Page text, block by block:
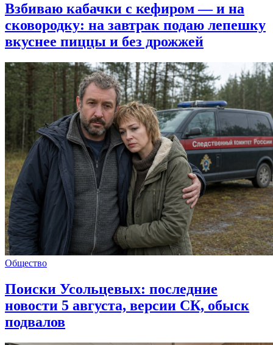
Взбиваю кабачки с кефиром — и на
сковородку: на завтрак подаю лепешку
вкуснее пиццы и без дрожжей
Общество
Поиски Усольцевых: последние
новости 5 августа, версии СК, обыск
подвалов